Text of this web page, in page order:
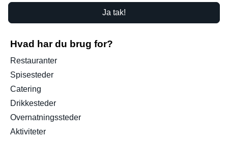
Ja tak!
Hvad har du brug for?
Restauranter
Spisesteder
Catering
Drikkesteder
Overnatningssteder
Aktiviteter